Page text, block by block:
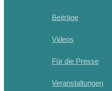
Beiträge
Videos
Für die Presse
Veranstaltungen